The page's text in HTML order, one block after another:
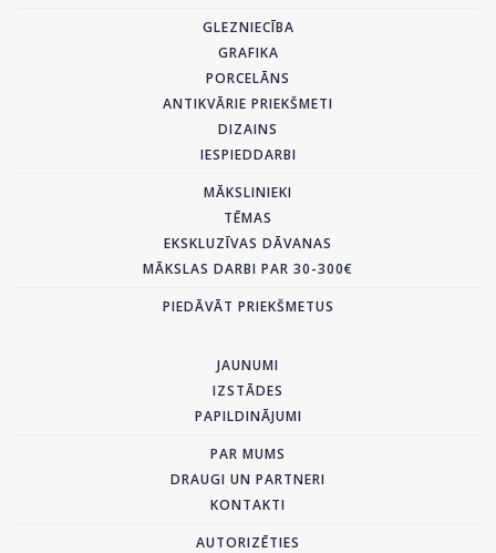
GLEZNIECĪBA
GRAFIKA
PORCELĀNS
ANTIKVĀRIE PRIEKŠMETI
DIZAINS
IESPIEDDARBI
MĀKSLINIEKI
TĒMAS
EKSKLUZĪVAS DĀVANAS
MĀKSLAS DARBI PAR 30-300€
PIEDĀVĀT PRIEKŠMETUS
JAUNUMI
IZSTĀDES
PAPILDINĀJUMI
PAR MUMS
DRAUGI UN PARTNERI
KONTAKTI
AUTORIZĒTIES